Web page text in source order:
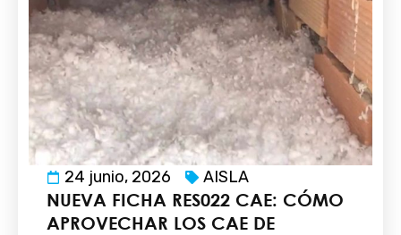
24 junio, 2026 AISLA
NUEVA FICHA RES022 CAE: CÓMO
APROVECHAR LOS CAE DE